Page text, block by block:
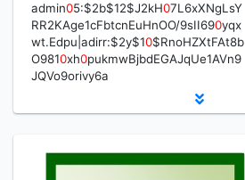
admin05:$2b$12$J2kH07L6xXNgLsY
RR2KAge1cFbtcnEuHnOO/9sII690yqx
wt.Edpu|adirr:$2y$10$RnoHZXtFAt8b
O9810xh0pukmwBjbdEGAJqUe1AVn9
JQVo9orivy6a